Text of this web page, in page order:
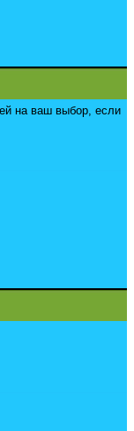
на ваш выбор, если